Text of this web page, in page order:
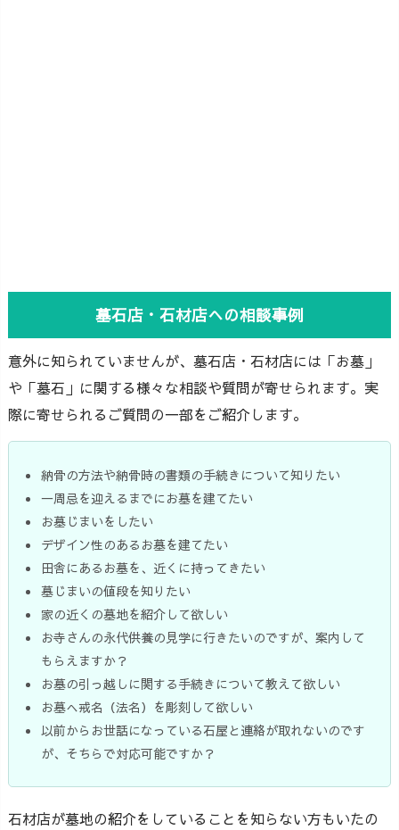
墓石店・石材店への相談事例
意外に知られていませんが、墓石店・石材店には「お墓」
や「墓石」に関する様々な相談や質問が寄せられます。実
際に寄せられるご質問の一部をご紹介します。
納骨の方法や納骨時の書類の手続きについて知りたい
一周忌を迎えるまでにお墓を建てたい
お墓じまいをしたい
デザイン性のあるお墓を建てたい
田舎にあるお墓を、近くに持ってきたい
墓じまいの値段を知りたい
家の近くの墓地を紹介して欲しい
お寺さんの永代供養の見学に行きたいのですが、案内して
もらえますか？
お墓の引っ越しに関する手続きについて教えて欲しい
お墓へ戒名（法名）を彫刻して欲しい
以前からお世話になっている石屋と連絡が取れないのです
が、そちらで対応可能ですか？
石材店が墓地の紹介をしていることを知らない方もいたの